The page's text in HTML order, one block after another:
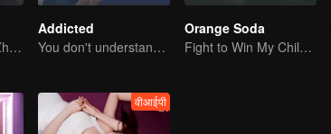
Zhang Jingyi and Zhou Yiran growing up journey
Addicted
You don't understand, It's also love
Orange Soda
Fight to Win My Childhood Sweetheart
वीआईपी